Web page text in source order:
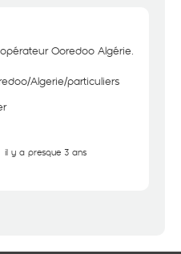
Ooredoo Algérie.
Algerie/particuliers
il y a presque 3 ans